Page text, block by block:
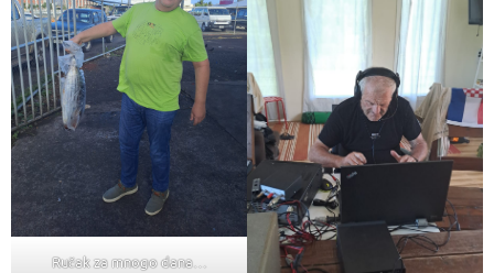
Ručak za mnogo dana…